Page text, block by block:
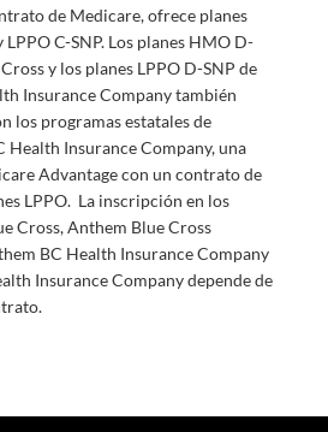
de Medicare, ofrece planes
LPPO C-SNP. Los planes HMO D-
y los planes LPPO D-SNP de
Insurance Company también
los programas estatales de
Health Insurance Company, una
Advantage con un contrato de
LPPO. La inscripción en los
Cross, Anthem Blue Cross
BC Health Insurance Company
Insurance Company depende de